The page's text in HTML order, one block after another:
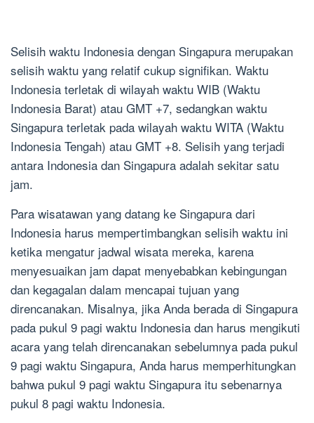
Selisih waktu Indonesia dengan Singapura merupakan
selisih waktu yang relatif cukup signifikan. Waktu
Indonesia terletak di wilayah waktu WIB (Waktu
Indonesia Barat) atau GMT +7, sedangkan waktu
Singapura terletak pada wilayah waktu WITA (Waktu
Indonesia Tengah) atau GMT +8. Selisih yang terjadi
antara Indonesia dan Singapura adalah sekitar satu
jam.
Para wisatawan yang datang ke Singapura dari
Indonesia harus mempertimbangkan selisih waktu ini
ketika mengatur jadwal wisata mereka, karena
menyesuaikan jam dapat menyebabkan kebingungan
dan kegagalan dalam mencapai tujuan yang
direncanakan. Misalnya, jika Anda berada di Singapura
pada pukul 9 pagi waktu Indonesia dan harus mengikuti
acara yang telah direncanakan sebelumnya pada pukul
9 pagi waktu Singapura, Anda harus memperhitungkan
bahwa pukul 9 pagi waktu Singapura itu sebenarnya
pukul 8 pagi waktu Indonesia.